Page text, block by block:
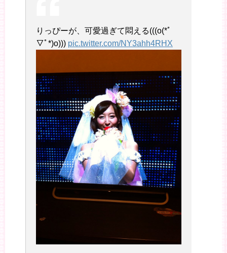
りっぴーが、可愛過ぎて悶える(((o(*ﾟ
▽ﾟ*)o))) pic.twitter.com/NY3ahh4RHX